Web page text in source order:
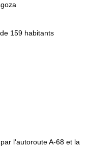
159 habitants
l'autoroute A-68 et la